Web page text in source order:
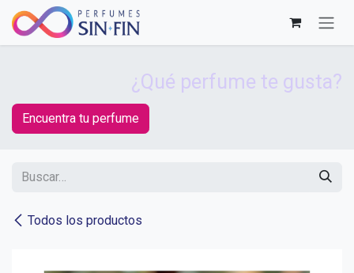
Ir al contenido
¿Qué perfume te gusta?
Encuentra tu perfume
Todos los productos